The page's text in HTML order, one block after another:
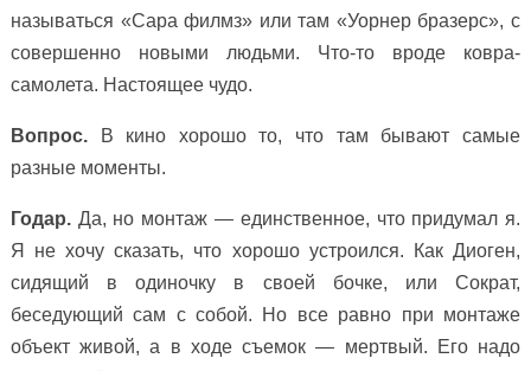
называться «Сара филмз» или там «Уорнер бразерс», с
совершенно новыми людьми. Что-то вроде ковра-
самолета. Настоящее чудо.
Вопрос.В кино хорошо то, что там бывают самые
разные моменты.
Годар.Да, но монтаж — единственное, что придумал я.
Я не хочу сказать, что хорошо устроился. Как Диоген,
сидящий в одиночку в своей бочке, или Сократ,
беседующий сам с собой. Но все равно при монтаже
объект живой, а в ходе съемок — мертвый. Его надо